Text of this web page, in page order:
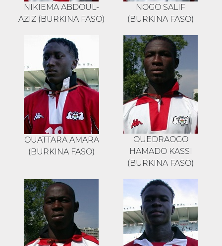
NIKIEMA ABDOUL-
AZIZ (BURKINA FASO)
NOGO SALIF
(BURKINA FASO)
OUATTARA AMARA
(BURKINA FASO)
OUEDRAOGO
HAMADO KASSI
(BURKINA FASO)